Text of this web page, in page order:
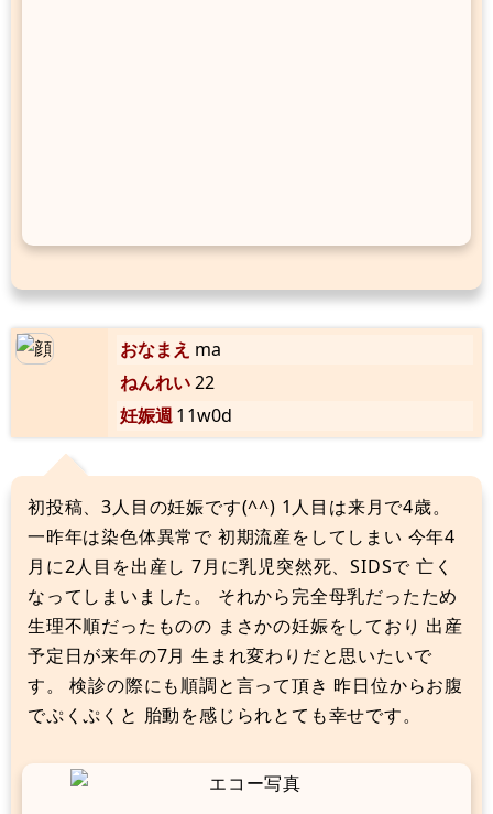
おなまえ ma
ねんれい22
妊娠週11w0d
初投稿、3人目の妊娠です(^^) 1人目は来月で4歳。
一昨年は染色体異常で 初期流産をしてしまい 今年4
月に2人目を出産し 7月に乳児突然死、SIDSで 亡く
なってしまいました。 それから完全母乳だったため
生理不順だったものの まさかの妊娠をしており 出産
予定日が来年の7月 生まれ変わりだと思いたいで
す。 検診の際にも順調と言って頂き 昨日位からお腹
でぷくぷくと 胎動を感じられとても幸せです。